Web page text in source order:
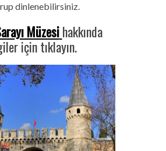
dinlenebilirsiniz.
Müzesi hakkında
için tıklayın.